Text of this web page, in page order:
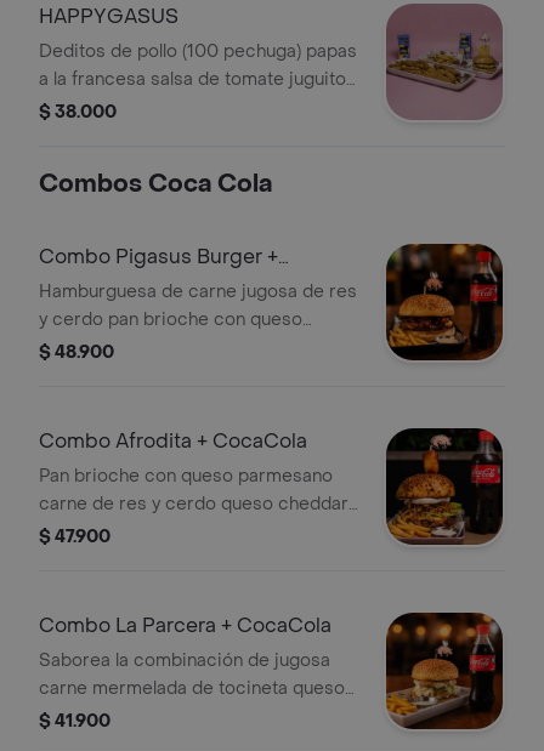
HAPPYGASUS
Deditos de pollo (100 pechuga) papas
a la francesa salsa de tomate juguito
en caja. Incluye pin.
$ 38.000
Combos Coca Cola
Combo Pigasus Burger +
CocaCola
Hamburguesa de carne jugosa de res
y cerdo pan brioche con queso
parmesano queso cheddar y el toque
de la casa + papas a elección y
$ 48.900
Combo Afrodita + CocaCola
Pan brioche con queso parmesano
carne de res y cerdo queso cheddar
gratinado mermelada de tocineta
con queso Paipa frito con salsa de
CocaCola.
$ 47.900
Combo La Parcera + CocaCola
Saborea la combinación de jugosa
carne mermelada de tocineta queso
cheddar cogollo europeo aros de
$ 41.900